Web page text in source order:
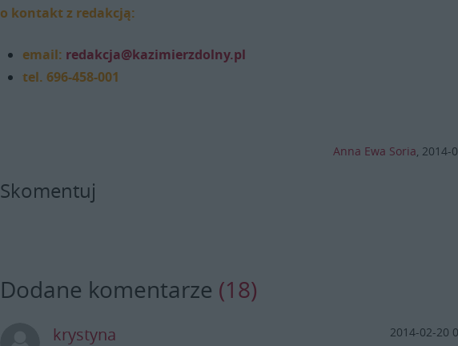
o kontakt z redakcją:
email: redakcja@kazimierzdolny.pl
tel. 696-458-001
Anna Ewa Soria 2014-
Skomentuj
Dodane komentarze (18)
krystyna 2014-02-20